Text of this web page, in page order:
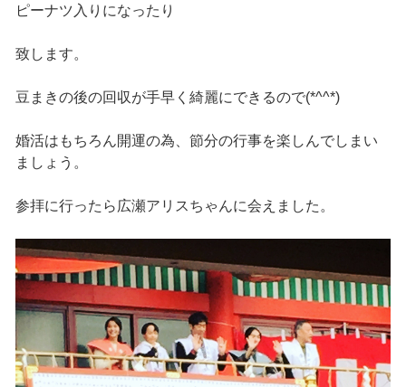
ピーナツ入りになったり
致します。
豆まきの後の回収が手早く綺麗にできるので(*^^*)
婚活はもちろん開運の為、節分の行事を楽しんでしまい
ましょう。
参拝に行ったら広瀬アリスちゃんに会えました。